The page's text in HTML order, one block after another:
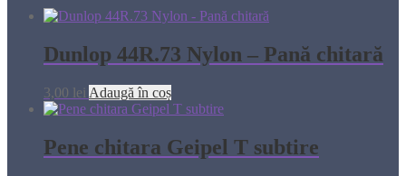
Dunlop 44R.73 Nylon – Pană chitară
3,00 lei Adaugă în coș
Pene chitara Geipel T subtire